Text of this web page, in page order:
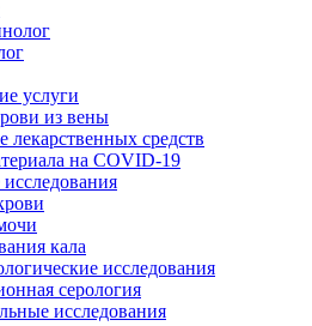
услуги
из вены
лекарственных средств
на COVID-19
кала
исследования
серология
исследования